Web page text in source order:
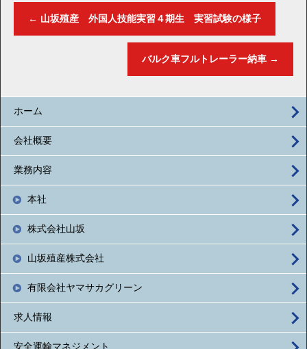
← 山坂殖産 外国人技能実習４期生 実習試験の様子
バルク車フルトレーラー納車 →
ホーム
会社概要
業務内容
本社
株式会社山坂
山坂殖産株式会社
有限会社ヤマサカグリーン
求人情報
安全運輸マネジメント